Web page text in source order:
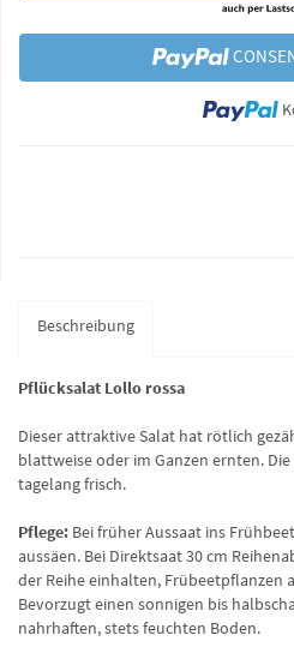
Beschreibung
Pflücksalat Lollo rossa
Dieser attraktive Salat hat rötlich
blattweise oder im Ganzen ernten.
tagelang frisch.
Pflege: Bei früher Aussaat ins
aussäen. Bei Direktsaat 30 cm
der Reihe einhalten, Frübeetpflanzen
Bevorzugt einen sonnigen bis
nahrhaften, stets feuchten Boden.